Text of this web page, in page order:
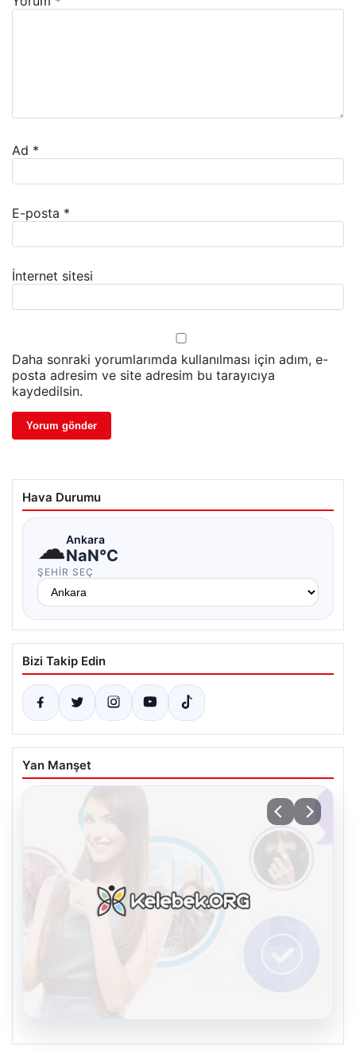
Ad *
E-posta *
İnternet sitesi
Daha sonraki yorumlarımda kullanılması için adım, e-
posta adresim ve site adresim bu tarayıcıya
kaydedilsin.
Hava Durumu
☁Ankara
NaN°C
ŞEHIR SEÇ
Bizi Takip Edin
Yan Manşet